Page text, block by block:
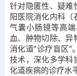
针对隐匿性、疑难
阳医院消化内科（
气囊小肠镜等高
血、肿物切除、异
消化道“诊疗盲区
技术，深化多学科
化道疾病的诊疗水